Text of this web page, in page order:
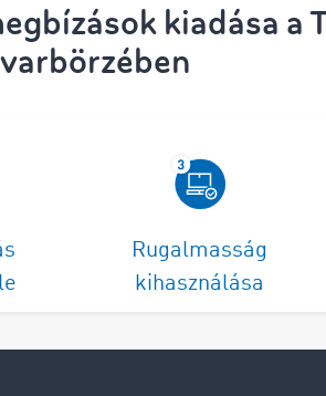
kiadása a
Rugalmasság
kihasználása